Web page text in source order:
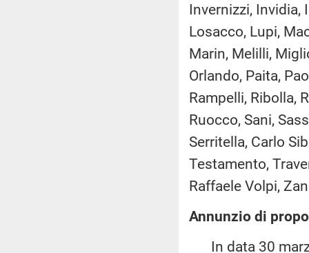
Invernizzi, Invidia,
Losacco, Lupi,
Marin, Melilli,
Orlando, Paita,
Rampelli, Ribolla,
Ruocco, Sani,
Serritella, Carlo
Testamento,
Raffaele Volpi,
Annunzio di
In data 30